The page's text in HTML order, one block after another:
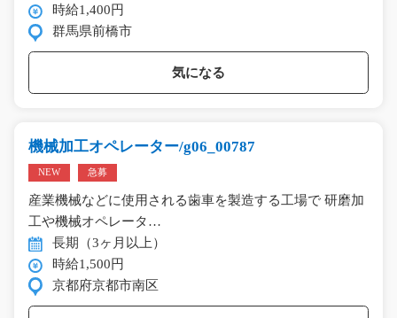
時給1,400円
群馬県前橋市
気になる
機械加工オペレーター/g06_00787
NEW 急募
産業機械などに使用される歯車を製造する工場で 研磨加
工や機械オペレータ…
長期（3ヶ月以上）
時給1,500円
京都府京都市南区